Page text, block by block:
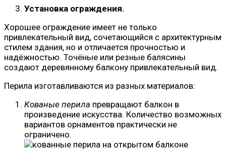
Установка ограждения.
Хорошее ограждение имеет не только
привлекательный вид, сочетающийся с архитектурным
стилем здания, но и отличается прочностью и
надёжностью. Точёные или резные балясины
создают деревянному балкону привлекательный вид.
Перила изготавливаются из разных материалов:
Кованые перила превращают балкон в
произведение искусства. Количество возможных
вариантов орнаментов практически не
ограничено.